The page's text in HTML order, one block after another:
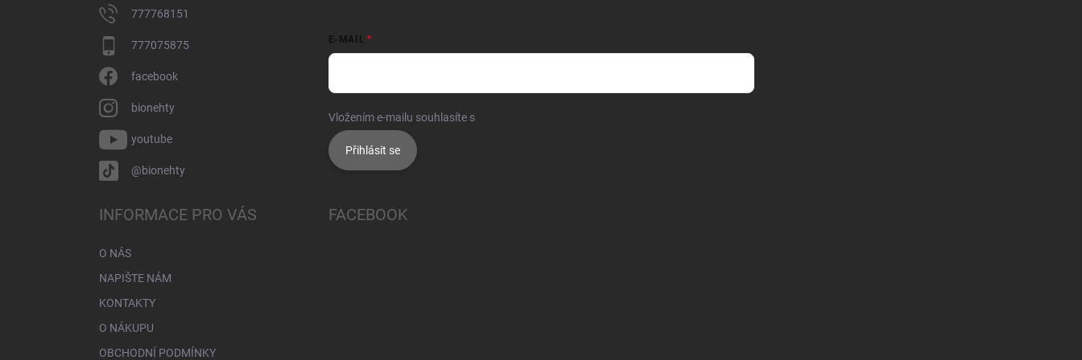
777768151
777075875
facebook
bionehty
youtube
@bionehty
E-MAIL
Vložením e-mailu souhlasíte s
Přihlásit se
INFORMACE PRO VÁS
O NÁS
NAPIŠTE NÁM
KONTAKTY
O NÁKUPU
OBCHODNÍ PODMÍNKY
FACEBOOK